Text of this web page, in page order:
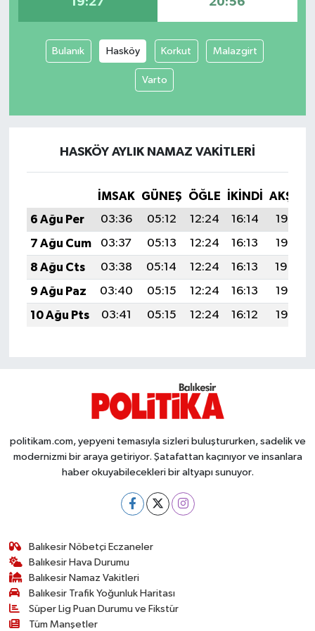
Bulanık Hasköy Korkut Malazgirt
Varto
HASKÖY AYLIK NAMAZ VAKITLERI
İMSAK GÜNEŞ ÖĞLE İKINDI
AKŞAM
6 Ağu Per
03:36 05:12 12:24 16:14
19:27
7 Ağu Cum
03:37 05:13 12:24 16:13
19:26
8 Ağu Cts
03:38 05:14 12:24 16:13
19:24
9 Ağu Paz
03:40 05:15 12:24 16:13
19:23
10 Ağu Pts
03:41 05:15 12:24 16:12 19:22
politikam.com, yepyeni temasıyla sizleri buluştururken, sadelik ve
modernizmi bir araya getiriyor. Şatafattan kaçınıyor ve insanlara
haber okuyabilecekleri bir altyapı sunuyor.
Balıkesir Nöbetçi Eczaneler
Balıkesir Hava Durumu
Balıkesir Namaz Vakitleri
Balıkesir Trafik Yoğunluk Haritası
Süper Lig Puan Durumu ve Fikstür
Tüm Manşetler
MAGAZİN
MANŞET
Manyas
OLAY
OTOMOTİV
SEYAHAT
SPOR
SÜRMANŞET